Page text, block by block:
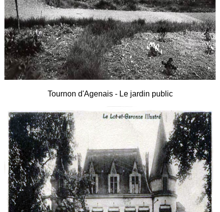
Tournon d'Agenais - Le jardin public